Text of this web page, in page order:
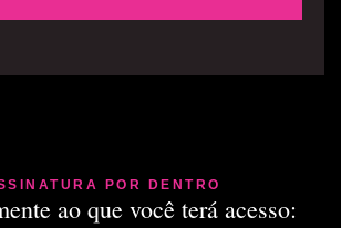
POR DENTRO
ao que você terá acesso: